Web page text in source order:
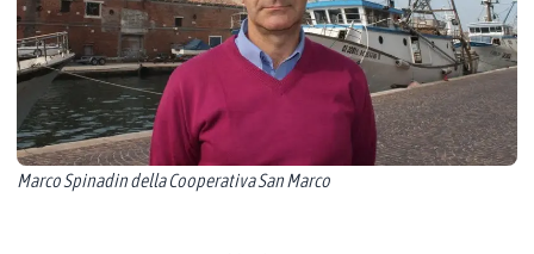
Marco Spinadin della Cooperativa San Marco